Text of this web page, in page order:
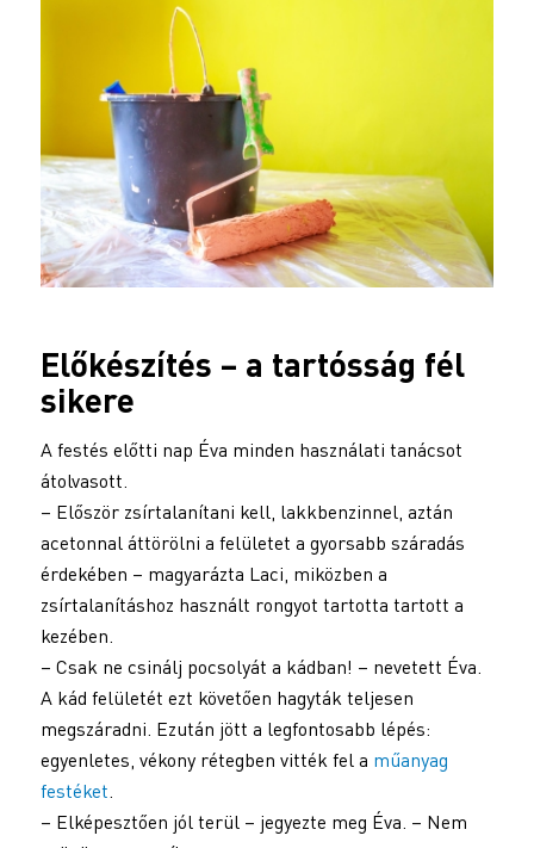
Előkészítés – a tartósság fél
sikere
A festés előtti nap Éva minden használati tanácsot
átolvasott.
– Először zsírtalanítani kell, lakkbenzinnel, aztán
acetonnal áttörölni a felületet a gyorsabb száradás
érdekében – magyarázta Laci, miközben a
zsírtalanításhoz használt rongyot tartotta tartott a
kezében.
– Csak ne csinálj pocsolyát a kádban! – nevetett Éva.
A kád felületét ezt követően hagyták teljesen
megszáradni. Ezután jött a legfontosabb lépés:
egyenletes, vékony rétegben vitték fel a műanyag
festéket
– Elképesztően jól terül – jegyezte meg Éva. – Nem